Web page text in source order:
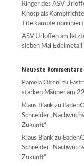
Ringer des ASV
Knosp als
Titelkämpfe
ASV Urloffen am
sieben Mal
Neueste Kommentare
Pamela Ottenizu
starken Männer am
Klaus Blank zu
Schneider
Zukunft“
Klaus Blankzu
Schneider
Zukunft“